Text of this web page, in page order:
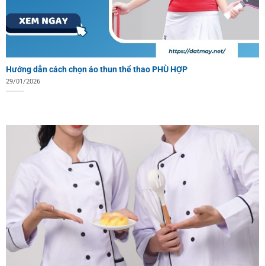
Hướng dẫn cách chọn áo thun thể thao PHÙ HỢP
29/01/2026